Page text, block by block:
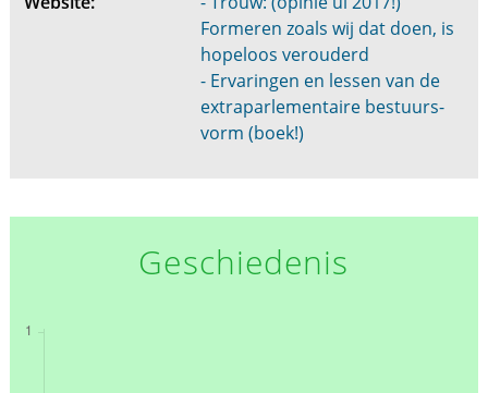
Formeren zoals wij dat doen, is
hopeloos verouderd
- Er­va­rin­gen en les­sen van de
ex­tra­par­le­men­tai­re be­stuurs­
vorm (boek!)
Geschiedenis